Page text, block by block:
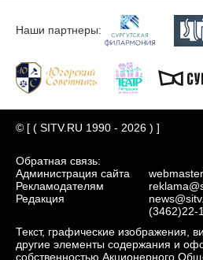
Наши партнеры:
© [ ( SITV.RU 1990 - 2026 ) ]
Обратная связь:
Администрация сайта
Рекламодателям
Редакция
(3462)22-
Текст, графические изображения,
другие элементы содержания и
собственностью Акционерного